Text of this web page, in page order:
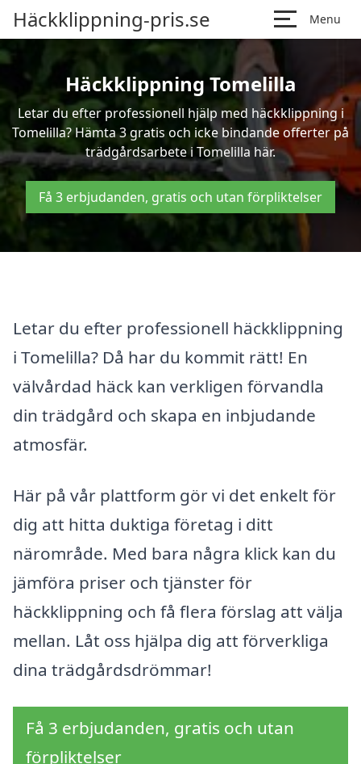
Häckklippning-pris.se Menu
Häckklippning Tomelilla
Letar du efter professionell hjälp med häckklippning i
Tomelilla? Hämta 3 gratis och icke bindande offerter på
trädgårdsarbete i Tomelilla här.
Få 3 erbjudanden, gratis och utan förpliktelser
Letar du efter professionell häckklippning
i Tomelilla? Då har du kommit rätt! En
välvårdad häck kan verkligen förvandla
din trädgård och skapa en inbjudande
atmosfär.
Här på vår plattform gör vi det enkelt för
dig att hitta duktiga företag i ditt
närområde. Med bara några klick kan du
jämföra priser och tjänster för
häckklippning och få flera förslag att välja
mellan. Låt oss hjälpa dig att förverkliga
dina trädgårdsdrömmar!
Få 3 erbjudanden, gratis och utan
förpliktelser